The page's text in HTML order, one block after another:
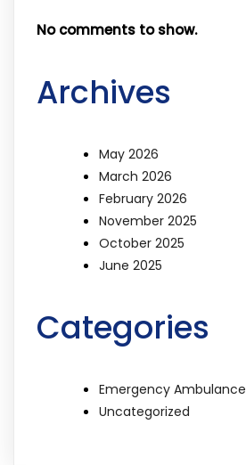
No comments to show.
Archives
May 2026
March 2026
February 2026
November 2025
October 2025
June 2025
Categories
Emergency Ambulance
Uncategorized